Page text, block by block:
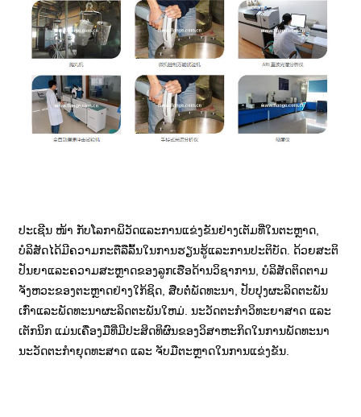
ປະເຊີນ ​​​​ໜ້າ ກັບໂລກາພິວັດແລະການແຂ່ງຂັນຢ່າງເຕັມທີ່ໃນຕະຫຼາດ,
ບໍລິສັດໄດ້ມີຄວາມກະຕືລືລົ້ນໃນການຮຽນຮູ້ແລະການປະຕິບັດ. ດ້ວຍສະຕິ
ປັນຍາແລະຄວາມສະຫຼາດຂອງລູກເຮືອດ້ານວິຊາການ, ບໍລິສັດຕິດຕາມ
ຈັງຫວະຂອງຕະຫຼາດຢ່າງໃກ້ຊິດ, ສືບຕໍ່ພັດທະນາ, ປັບປຸງຜະລິດຕະພັນ
ເກົ່າແລະພັດທະນາຜະລິດຕະພັນໃຫມ່. ນະວັດຕະກໍາວິທະຍາສາດ ແລະ
ເຕັກນິກ ແມ່ນເຄື່ອງມືທີ່ມີປະສິດທິຜົນຂອງວິສາຫະກິດໃນການພັດທະນາ
ນະວັດຕະກໍາຍຸດທະສາດ ແລະ ຈັບມືຕະຫຼາດໃນການແຂ່ງຂັນ.